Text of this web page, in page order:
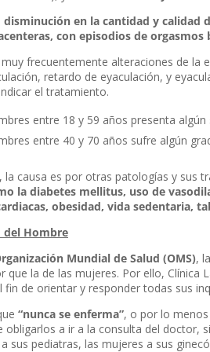
disminución en la cantidad y calidad
con episodios de orgasmos
frecuentemente alteraciones de la
retardo de eyaculación, y
el tratamiento.
entre 18 y 59 años presenta
entre 40 y 70 años sufre algún
la causa es por otras patologías y sus
la diabetes mellitus, uso de
obesidad, vida sedentaria,
del Hombre
Mundial de Salud (OMS),
que la de las mujeres. Por ello, Clínica
fin de orientar y responder todas sus
“nunca se enferma”, o por lo
obligarlos a ir a la consulta del doctor,
sus pediatras, las mujeres a sus